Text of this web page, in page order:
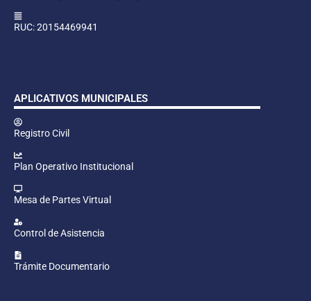
RUC: 20154469941
APLICATIVOS MUNICIPALES
Registro Civil
Plan Operativo Institucional
Mesa de Partes Virtual
Control de Asistencia
Trámite Documentario